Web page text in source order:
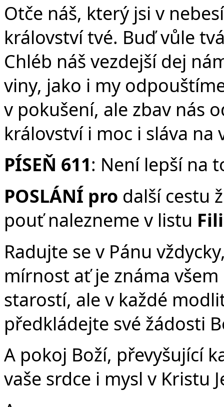
Otče náš, který jsi v
království tvé. Buď vůle
Chléb náš vezdejší dej
viny, jako i my
v pokušení, ale zbav nás
království i moc i sláva na
PÍSEŇ 611: Není lepší na
POSLÁNÍ pro další cestu
pouť nalezneme v listu
Radujte se v Pánu
mírnost ať je známa
starostí, ale v každé
předkládejte své žádosti
A pokoj Boží, převyšující
vaše srdce i mysl v Kristu